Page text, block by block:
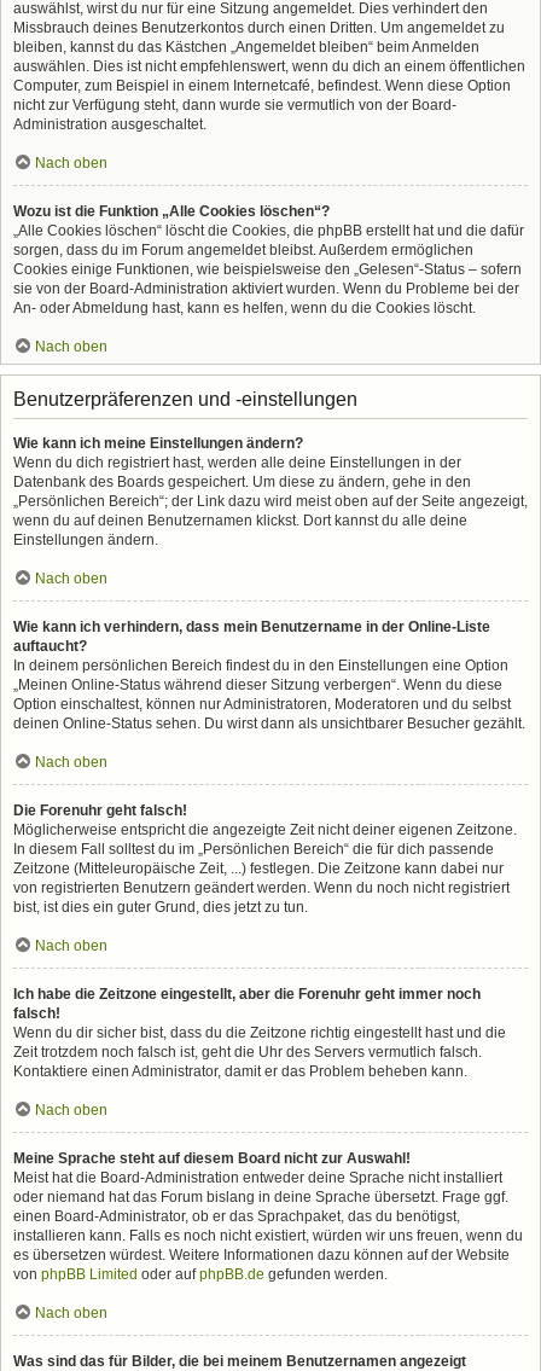
auswählst, wirst du nur für eine Sitzung angemeldet. Dies verhindert den
Missbrauch deines Benutzerkontos durch einen Dritten. Um angemeldet zu
bleiben, kannst du das Kästchen „Angemeldet bleiben“ beim Anmelden
auswählen. Dies ist nicht empfehlenswert, wenn du dich an einem öffentlichen
Computer, zum Beispiel in einem Internetcafé, befindest. Wenn diese Option
nicht zur Verfügung steht, dann wurde sie vermutlich von der Board-
Administration ausgeschaltet.
Nach oben
Wozu ist die Funktion „Alle Cookies löschen“?
„Alle Cookies löschen“ löscht die Cookies, die phpBB erstellt hat und die dafür
sorgen, dass du im Forum angemeldet bleibst. Außerdem ermöglichen
Cookies einige Funktionen, wie beispielsweise den „Gelesen“-Status – sofern
sie von der Board-Administration aktiviert wurden. Wenn du Probleme bei der
An- oder Abmeldung hast, kann es helfen, wenn du die Cookies löscht.
Nach oben
Benutzerpräferenzen und -einstellungen
Wie kann ich meine Einstellungen ändern?
Wenn du dich registriert hast, werden alle deine Einstellungen in der
Datenbank des Boards gespeichert. Um diese zu ändern, gehe in den
„Persönlichen Bereich“; der Link dazu wird meist oben auf der Seite angezeigt,
wenn du auf deinen Benutzernamen klickst. Dort kannst du alle deine
Einstellungen ändern.
Nach oben
Wie kann ich verhindern, dass mein Benutzername in der Online-Liste
auftaucht?
In deinem persönlichen Bereich findest du in den Einstellungen eine Option
„Meinen Online-Status während dieser Sitzung verbergen“. Wenn du diese
Option einschaltest, können nur Administratoren, Moderatoren und du selbst
deinen Online-Status sehen. Du wirst dann als unsichtbarer Besucher gezählt.
Nach oben
Die Forenuhr geht falsch!
Möglicherweise entspricht die angezeigte Zeit nicht deiner eigenen Zeitzone.
In diesem Fall solltest du im „Persönlichen Bereich“ die für dich passende
Zeitzone (Mitteleuropäische Zeit, ...) festlegen. Die Zeitzone kann dabei nur
von registrierten Benutzern geändert werden. Wenn du noch nicht registriert
bist, ist dies ein guter Grund, dies jetzt zu tun.
Nach oben
Ich habe die Zeitzone eingestellt, aber die Forenuhr geht immer noch
falsch!
Wenn du dir sicher bist, dass du die Zeitzone richtig eingestellt hast und die
Zeit trotzdem noch falsch ist, geht die Uhr des Servers vermutlich falsch.
Kontaktiere einen Administrator, damit er das Problem beheben kann.
Nach oben
Meine Sprache steht auf diesem Board nicht zur Auswahl!
Meist hat die Board-Administration entweder deine Sprache nicht installiert
oder niemand hat das Forum bislang in deine Sprache übersetzt. Frage ggf.
einen Board-Administrator, ob er das Sprachpaket, das du benötigst,
installieren kann. Falls es noch nicht existiert, würden wir uns freuen, wenn du
es übersetzen würdest. Weitere Informationen dazu können auf der Website
von phpBB Limited oder aufphpBB.de gefunden werden.
Nach oben
Was sind das für Bilder, die bei meinem Benutzernamen angezeigt